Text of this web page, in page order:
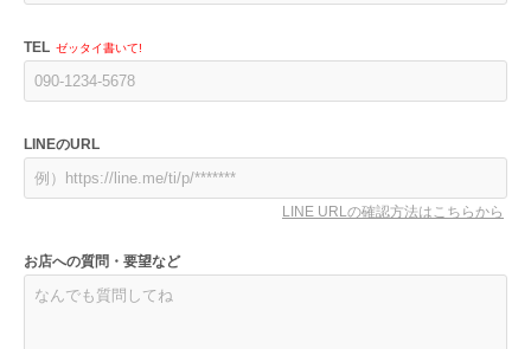
TEL ゼッタイ書いて!
LINEのURL
LINE URLの確認方法はこちらから
お店への質問・要望など